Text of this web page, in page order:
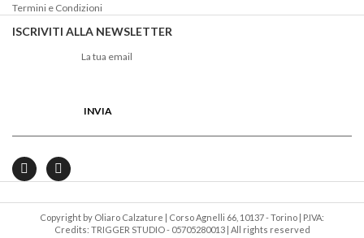
Termini e Condizioni
ISCRIVITI ALLA NEWSLETTER
Copyright by Oliaro Calzature | Corso Agnelli 66, 10137 - Torino | P.IVA:
05705280013 | All rights reserved -
Credits: TRIGGER STUDIO